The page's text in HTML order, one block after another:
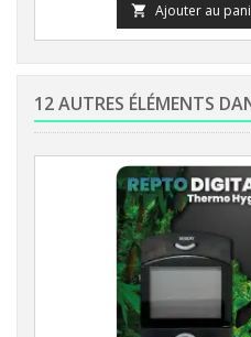
 Ajouter au
12 AUTRES ÉLÉMENTS